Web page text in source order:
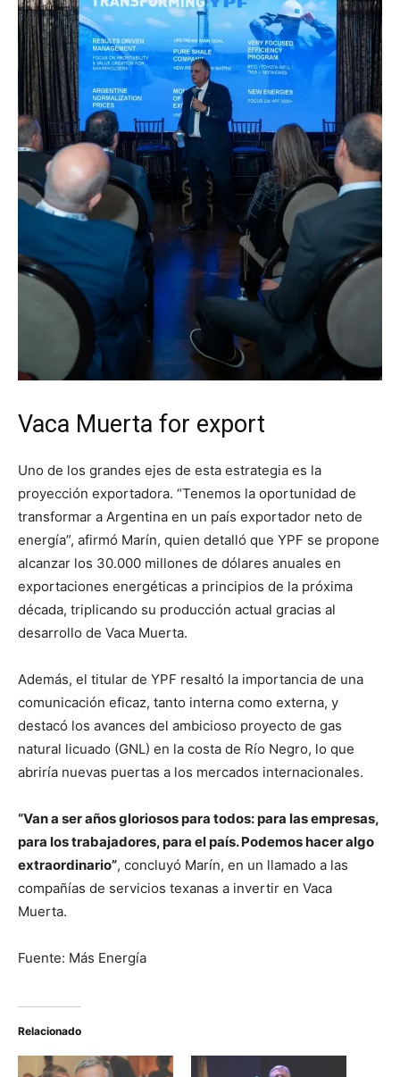
Vaca Muerta for export
Uno de los grandes ejes de esta estrategia es la
proyección exportadora. “Tenemos la oportunidad de
transformar a Argentina en un país exportador neto de
energía”, afirmó Marín, quien detalló que YPF se propone
alcanzar los 30.000 millones de dólares anuales en
exportaciones energéticas a principios de la próxima
década, triplicando su producción actual gracias al
desarrollo de Vaca Muerta.
Además, el titular de YPF resaltó la importancia de una
comunicación eficaz, tanto interna como externa, y
destacó los avances del ambicioso proyecto de gas
natural licuado (GNL) en la costa de Río Negro, lo que
abriría nuevas puertas a los mercados internacionales.
“Van a ser años gloriosos para todos: para las empresas,
para los trabajadores, para el país. Podemos hacer algo
extraordinario”, concluyó Marín, en un llamado a las
compañías de servicios texanas a invertir en Vaca
Muerta.
Fuente: Más Energía
Relacionado